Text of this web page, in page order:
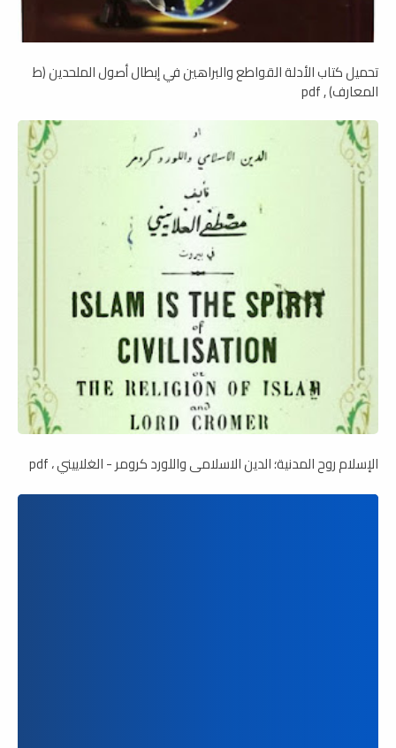
تحميل كتاب الأدلة القواطع والبراهين في إبطال أصول الملحدين (ط
المعارف) , pdf
الإسلام روح المدنية؛ الدين الاسلامى واللورد كرومر - الغلاييني ، pdf